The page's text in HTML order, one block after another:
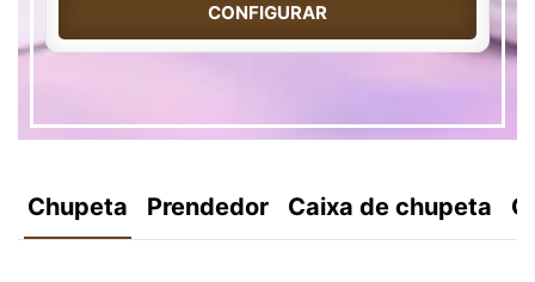
CONFIGURAR
Chupeta Prendedor Caixa de chupeta